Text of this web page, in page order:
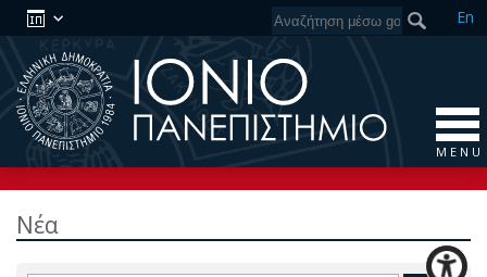
En
M E N U
Νέα